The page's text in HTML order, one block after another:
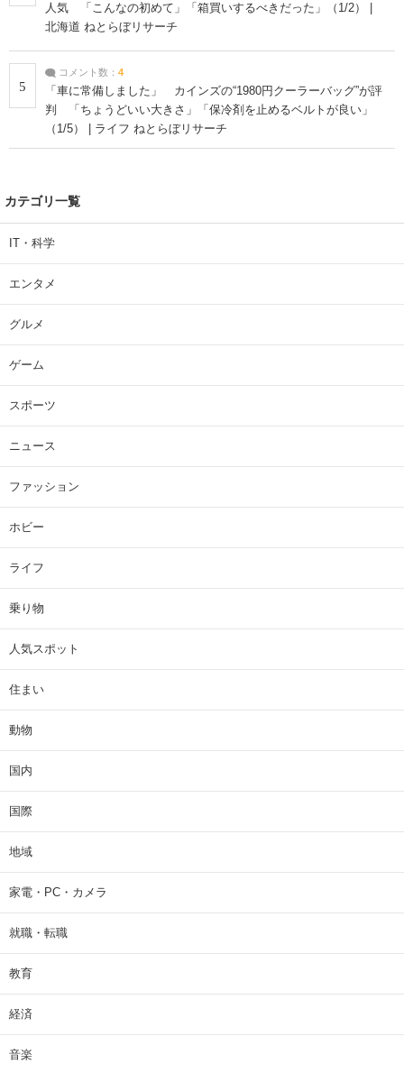
人気 「こんなの初めて」「箱買いするべきだった」（1/2） |
北海道 ねとらぼリサーチ
5
コメント数： 4
「車に常備しました」 カインズの“1980円クーラーバッグ”が評
判 「ちょうどいい大きさ」「保冷剤を止めるベルトが良い」
（1/5） | ライフ ねとらぼリサーチ
カテゴリ一覧
IT・科学
エンタメ
グルメ
ゲーム
スポーツ
ニュース
ファッション
ホビー
ライフ
乗り物
人気スポット
住まい
動物
国内
国際
地域
家電・PC・カメラ
就職・転職
教育
経済
音楽